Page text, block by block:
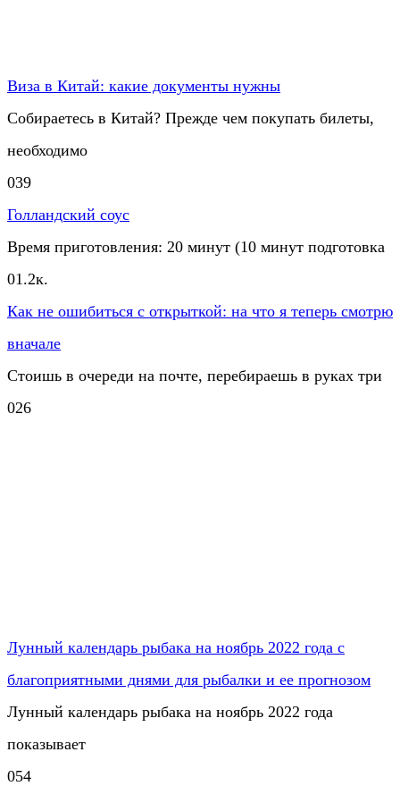
Виза в Китай: какие документы нужны
Собираетесь в Китай? Прежде чем покупать билеты,
необходимо
039
Голландский соус
Время приготовления: 20 минут (10 минут подготовка
01.2к.
Как не ошибиться с открыткой: на что я теперь смотрю
вначале
Стоишь в очереди на почте, перебираешь в руках три
026
Лунный календарь рыбака на ноябрь 2022 года с
благоприятными днями для рыбалки и ее прогнозом
Лунный календарь рыбака на ноябрь 2022 года
показывает
054